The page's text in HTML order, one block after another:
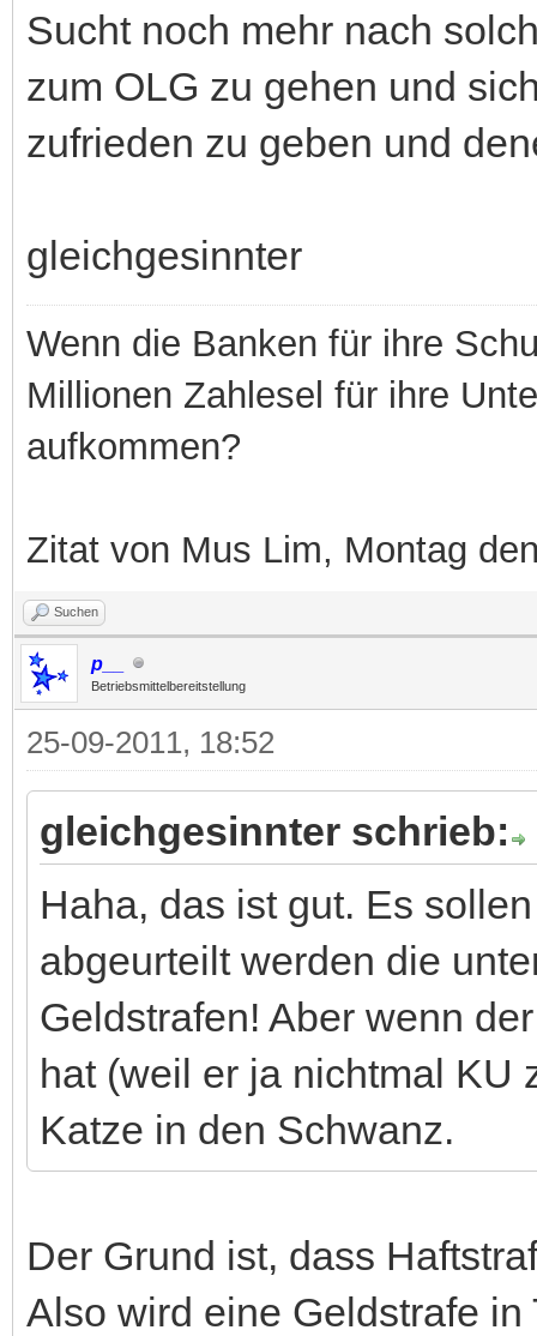
Sucht noch mehr nach
zum OLG zu gehen und
zufrieden zu geben und
gleichgesinnter
Wenn die Banken für ihre
Millionen Zahlesel für ihre
aufkommen?
Zitat von Mus Lim, Montag
Suchen
p__
Betriebsmittelbereitstellung
25-09-2011, 18:52
gleichgesinnter schrieb:
Haha, das ist gut. Es
abgeurteilt werden die
Geldstrafen! Aber wenn
hat (weil er ja nichtmal KU
Katze in den Schwanz.
Der Grund ist, dass
Also wird eine Geldstrafe